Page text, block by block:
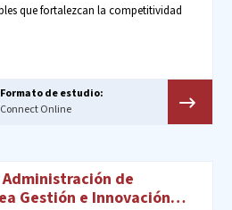
que fortalezcan la competitividad
Formato de estudio:
Connect Online
de
Gestión e Innovación